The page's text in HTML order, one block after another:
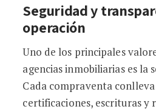
Seguridad y
operación
Uno de los principales
agencias inmobiliarias es la
Cada compraventa
certificaciones, escrituras y